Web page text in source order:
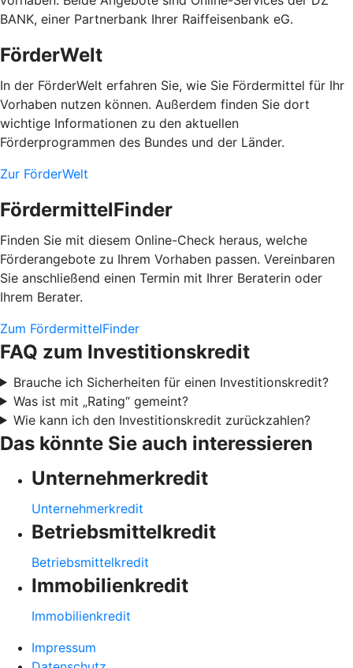
BANK, einer Partnerbank Ihrer Raiffeisenbank eG.
FörderWelt
In der FörderWelt erfahren Sie, wie Sie Fördermittel für Ihr
Vorhaben nutzen können. Außerdem finden Sie dort
wichtige Informationen zu den aktuellen
Förderprogrammen des Bundes und der Länder.
Zur FörderWelt
FördermittelFinder
Finden Sie mit diesem Online-Check heraus, welche
Förderangebote zu Ihrem Vorhaben passen. Vereinbaren
Sie anschließend einen Termin mit Ihrer Beraterin oder
Ihrem Berater.
Zum FördermittelFinder
FAQ zum Investitionskredit
Brauche ich Sicherheiten für einen Investitionskredit?
Was ist mit „Rating“ gemeint?
Wie kann ich den Investitionskredit zurückzahlen?
Das könnte Sie auch interessieren
Unternehmerkredit
Unternehmerkredit
Betriebsmittelkredit
Betriebsmittelkredit
Immobilienkredit
Immobilienkredit
Impressum